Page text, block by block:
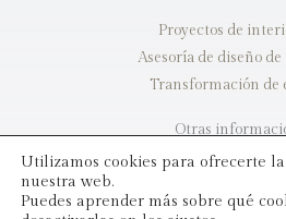
Proyectos de
Asesoría de diseño
Transformación de
Otras
Política de
Utilizamos cookies para ofrecerte
nuestra web.
Puedes aprender más sobre qué